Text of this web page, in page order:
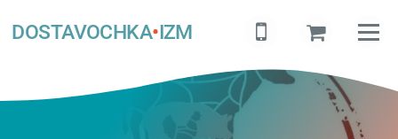
DOSTAVOCHKA•IZM